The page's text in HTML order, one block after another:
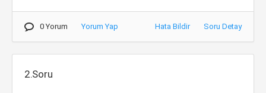
0 Yorum Yorum Yap Hata Bildir Soru Detay
2.Soru